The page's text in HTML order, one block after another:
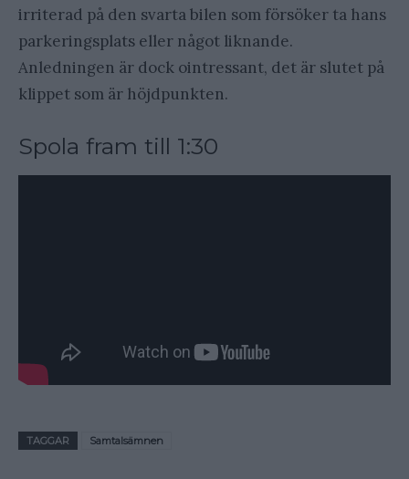
irriterad på den svarta bilen som försöker ta hans
parkeringsplats eller något liknande.
Anledningen är dock ointressant, det är slutet på
klippet som är höjdpunkten.
Spola fram till 1:30
TAGGAR Samtalsämnen